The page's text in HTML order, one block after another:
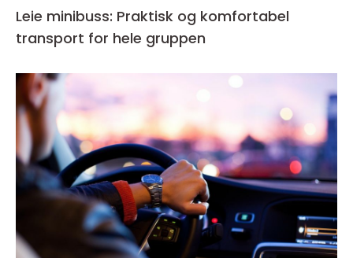
Leie minibuss: Praktisk og komfortabel
transport for hele gruppen